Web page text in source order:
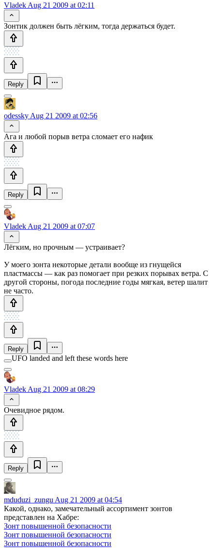
Vladek Aug 21 2009 at 02:11
Зонтик должен быть лёгким, тогда держаться будет.
Reply
odessky Aug 21 2009 at 02:56
Ага и любой порыв ветра сломает его нафик
Reply
Vladek Aug 21 2009 at 07:07
Лёгким, но прочным — устраивает?
У моего зонта некоторые детали вообще из гнущейся
пластмассы — как раз помогает при резких порывах ветра. С
другой стороны, погода последние годы мягкая, ветер шалит
не часто.
Reply
UFO landed and left these words here
Vladek Aug 21 2009 at 08:29
Очевидное рядом.
Reply
mduduzi_zungu Aug 21 2009 at 04:54
Какой, однако, замечательный ассортимент зонтов
представлен на Хабре:
Зонт повышенной безопасности
Зонт повышенной безопасности
Зонт повышенной безопасности